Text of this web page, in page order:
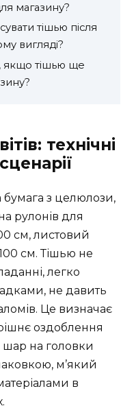
магазину?
тішью після
вигляді?
якщо тішью ще
технічні
бумага з целюлози,
рулонів для
см, листовий
см. Тішью не
легко
не давить
Це визначає
оздоблення
на головки
м’який
в